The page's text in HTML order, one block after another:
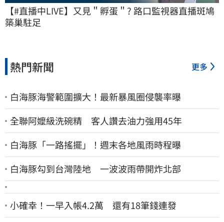
【#直播中LIVE】又見＂孵蛋＂? 路口監視器直播斑鳩
築巢駐足
熱門新聞 更多
白海豚海警範圍擴大！最新暴風圈侵襲率曝
全聯阿嬤級洗碗精 客人讚去油力強用45年
白海豚「一路搖擺」！週末各地風雨時程曝
白海豚勾到台灣陸地 一波波雨帶開炸北部
小確幸！一早入帳4.2萬 還有18筆錢連發